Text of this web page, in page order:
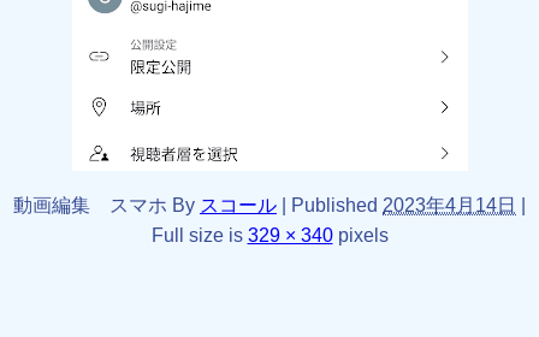
動画編集 スマホ By スコール Published 2023年4月14日
Full size is 329 × 340pixels